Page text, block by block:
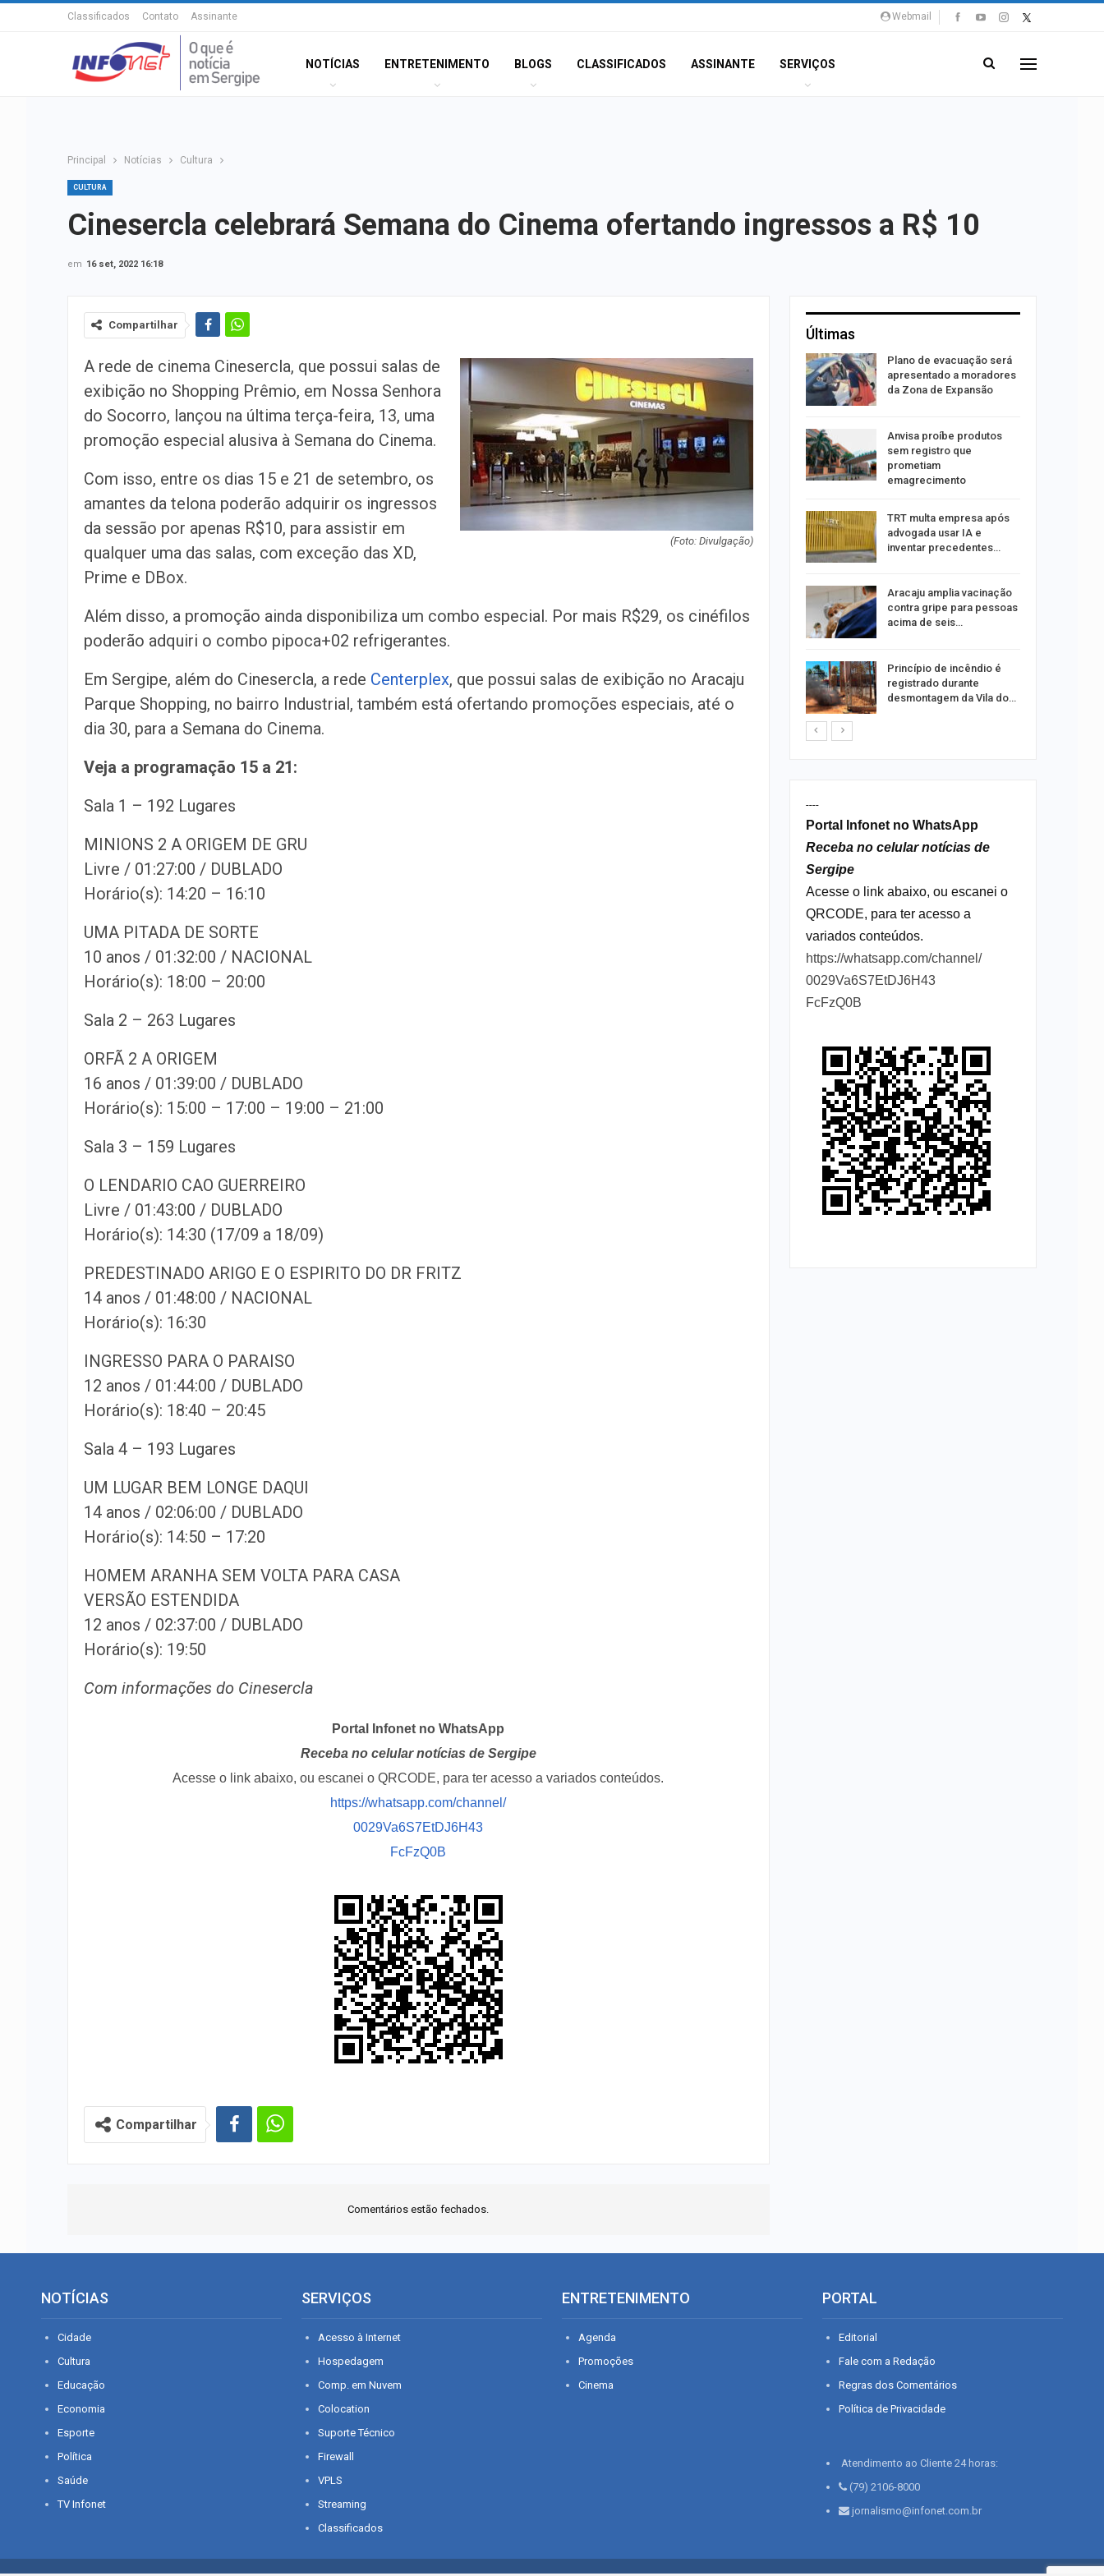
Webmail
Classificados Contato Assinante
NOTÍCIAS ENTRETENIMENTO BLOGS CLASSIFICADOS ASSINANTE SERVIÇOS
Principal Notícias Cultura
CULTURA
Cinesercla celebrará Semana do Cinema ofertando ingressos a R$ 10
em 16 set, 2022 16:18
Compartilhar
(Foto: Divulgação)
A rede de cinema Cinesercla, que possui salas de
exibição no Shopping Prêmio, em Nossa Senhora
do Socorro, lançou na última terça-feira, 13, uma
promoção especial alusiva à Semana do Cinema.
Com isso, entre os dias 15 e 21 de setembro, os
amantes da telona poderão adquirir os ingressos
da sessão por apenas R$10, para assistir em
qualquer uma das salas, com exceção das XD,
Prime e DBox.
Além disso, a promoção ainda disponibiliza um combo especial. Por mais R$29, os cinéfilos
poderão adquiri o combo pipoca+02 refrigerantes.
Em Sergipe, além do Cinesercla, a rede Centerplex, que possui salas de exibição no Aracaju
Parque Shopping, no bairro Industrial, também está ofertando promoções especiais, até o
dia 30, para a Semana do Cinema.
Veja a programação 15 a 21:
Sala 1 – 192 Lugares
MINIONS 2 A ORIGEM DE GRU
Livre / 01:27:00 / DUBLADO
Horário(s): 14:20 – 16:10
UMA PITADA DE SORTE
10 anos / 01:32:00 / NACIONAL
Horário(s): 18:00 – 20:00
Sala 2 – 263 Lugares
ORFÃ 2 A ORIGEM
16 anos / 01:39:00 / DUBLADO
Horário(s): 15:00 – 17:00 – 19:00 – 21:00
Sala 3 – 159 Lugares
O LENDARIO CAO GUERREIRO
Livre / 01:43:00 / DUBLADO
Horário(s): 14:30 (17/09 a 18/09)
PREDESTINADO ARIGO E O ESPIRITO DO DR FRITZ
14 anos / 01:48:00 / NACIONAL
Horário(s): 16:30
INGRESSO PARA O PARAISO
12 anos / 01:44:00 / DUBLADO
Horário(s): 18:40 – 20:45
Sala 4 – 193 Lugares
UM LUGAR BEM LONGE DAQUI
14 anos / 02:06:00 / DUBLADO
Horário(s): 14:50 – 17:20
HOMEM ARANHA SEM VOLTA PARA CASA
VERSÃO ESTENDIDA
12 anos / 02:37:00 / DUBLADO
Horário(s): 19:50
Com informações do Cinesercla
Portal Infonet no WhatsApp
Receba no celular notícias de Sergipe
Acesse o link abaixo, ou escanei o QRCODE, para ter acesso a variados conteúdos.
https://whatsapp.com/channel/
0029Va6S7EtDJ6H43
FcFzQ0B
Compartilhar
Comentários estão fechados.
Últimas
Polícia Civil investiga
acidente que matou casal
na BR-235 em…
Câmara de Itabaianinha
abre concurso com
salários de até R$ 3 mil
Filarmônica de Itabaiana
homenagem ao Dia dos…
Inesquecível
milhões de pessoas
pretendem comprar…
Plano de evacuação será
apresentado a moradores
da Zona de Expansão
Anvisa proíbe produtos
sem registro que
prometiam
emagrecimento
TRT multa empresa após
advogada usar IA e
inventar precedentes…
Aracaju amplia vacinação
contra gripe para pessoas
acima de seis…
Princípio de incêndio é
registrado durante
desmontagem da Vila do…
----
Portal Infonet no WhatsApp
Receba no celular notícias de
Sergipe
Acesse o link abaixo, ou escanei o
QRCODE, para ter acesso a
variados conteúdos.
https://whatsapp.com/channel/
0029Va6S7EtDJ6H43
FcFzQ0B
NOTÍCIAS
Cidade
Cultura
Educação
Economia
Esporte
Política
Saúde
TV Infonet
SERVIÇOS
Acesso à Internet
Hospedagem
Comp. em Nuvem
Colocation
Suporte Técnico
Firewall
VPLS
Streaming
Classificados
ENTRETENIMENTO
Agenda
Promoções
Cinema
PORTAL
Editorial
Fale com a Redação
Regras dos Comentários
Política de Privacidade
Atendimento ao Cliente 24 horas:
(79) 2106-8000
jornalismo@infonet.com.br